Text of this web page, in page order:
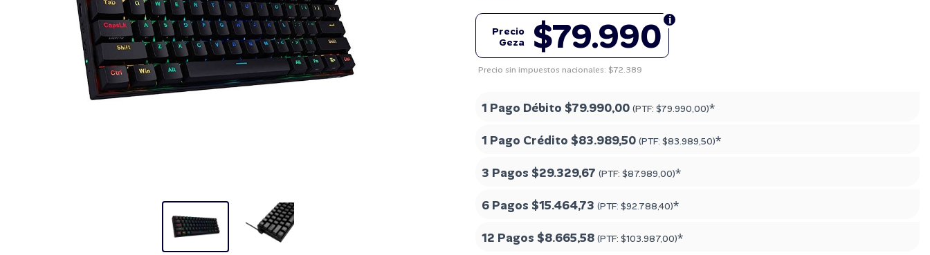
$79.990
Precio
Geza
Precio sin impuestos nacionales: $72.389
1 Pago Débito $79.990,00 (PTF: $79.990,00)*
1 Pago Crédito $83.989,50 (PTF: $83.989,50)*
3 Pagos $29.329,67 (PTF: $87.989,00)*
6 Pagos $15.464,73 (PTF: $92.788,40)*
12 Pagos $8.665,58 (PTF: $103.987,00)*